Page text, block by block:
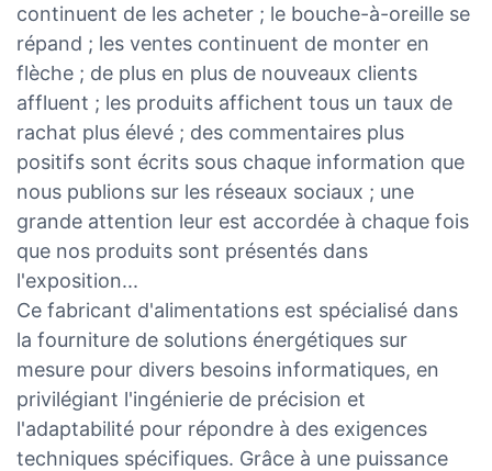
continuent de les acheter ; le bouche-à-oreille se
répand ; les ventes continuent de monter en
flèche ; de plus en plus de nouveaux clients
affluent ; les produits affichent tous un taux de
rachat plus élevé ; des commentaires plus
positifs sont écrits sous chaque information que
nous publions sur les réseaux sociaux ; une
grande attention leur est accordée à chaque fois
que nos produits sont présentés dans
l'exposition...
Ce fabricant d'alimentations est spécialisé dans
la fourniture de solutions énergétiques sur
mesure pour divers besoins informatiques, en
privilégiant l'ingénierie de précision et
l'adaptabilité pour répondre à des exigences
techniques spécifiques. Grâce à une puissance